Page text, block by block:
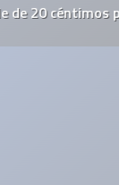
de plástico